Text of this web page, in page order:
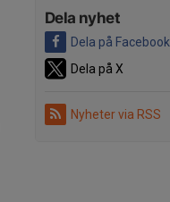
Dela nyhet
Dela på Facebook
Dela på X
Nyheter via RSS